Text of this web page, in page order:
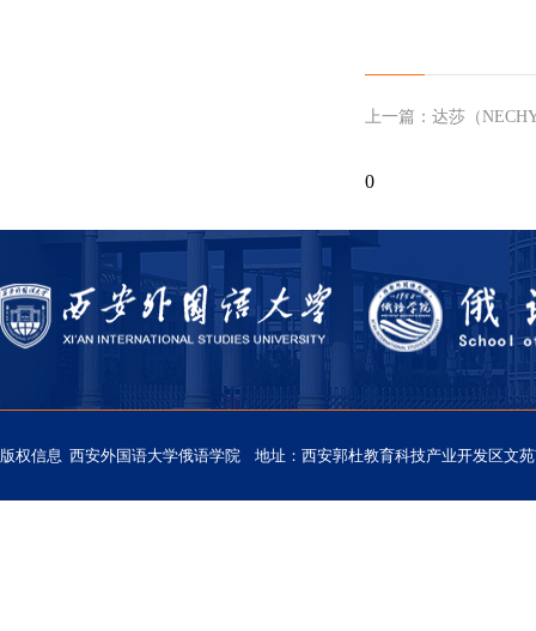
上一篇： 达莎（
0
版权信息 西安外国语大学俄语学院 地址：西安郭杜教育科技产业开发区文